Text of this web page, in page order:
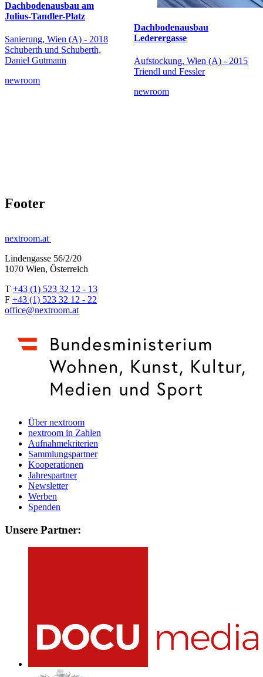
Dachbodenausbau am
Julius-Tandler-Platz
Sanierung, Wien (A) - 2018
Schuberth und Schuberth,
Daniel Gutmann
newroom
Dachbodenausbau
Lederergasse
Aufstockung, Wien (A) - 2015
Triendl und Fessler
newroom
Footer
nextroom.at
Lindengasse 56/2/20
1070 Wien, Österreich
T +43 (1) 523 32 12 - 13
F +43 (1) 523 32 12 - 22
office@nextroom.at
Über nextroom
nextroom in Zahlen
Aufnahmekriterien
Sammlungspartner
Kooperationen
Jahrespartner
Newsletter
Werben
Spenden
Unsere Partner: